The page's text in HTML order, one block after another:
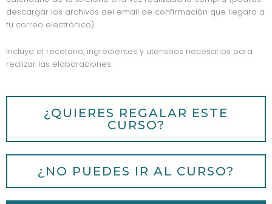
descargar los archivos del email de confirmación que llegara a
tu correo electrónico).
Incluye el recetario, ingredientes y utensilios necesarios para
realizar las elaboraciones.
¿QUIERES REGALAR ESTE
CURSO?
¿NO PUEDES IR AL CURSO?